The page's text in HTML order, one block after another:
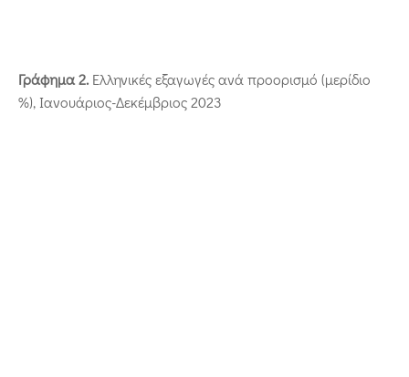
Γράφημα 2. Ελληνικές εξαγωγές ανά προορισμό (μερίδιο
%), Ιανουάριος-Δεκέμβριος 2023